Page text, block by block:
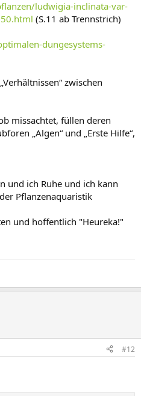
ludwigia-inclinata-var-
(S.11 ab Trennstrich)
dungesystems-
zwischen
missachtet, füllen deren
„Algen“ und „Erste Hilfe“,
und ich Ruhe und ich kann
Pflanzenaquaristik
und hoffentlich "Heureka!"
#12